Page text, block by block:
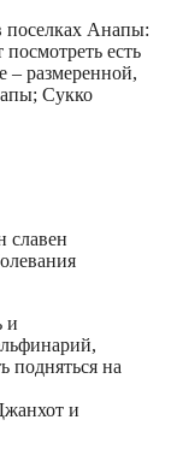
поселках Анапы:
есть
– размеренной,
Сукко
славен
и
подняться на
и